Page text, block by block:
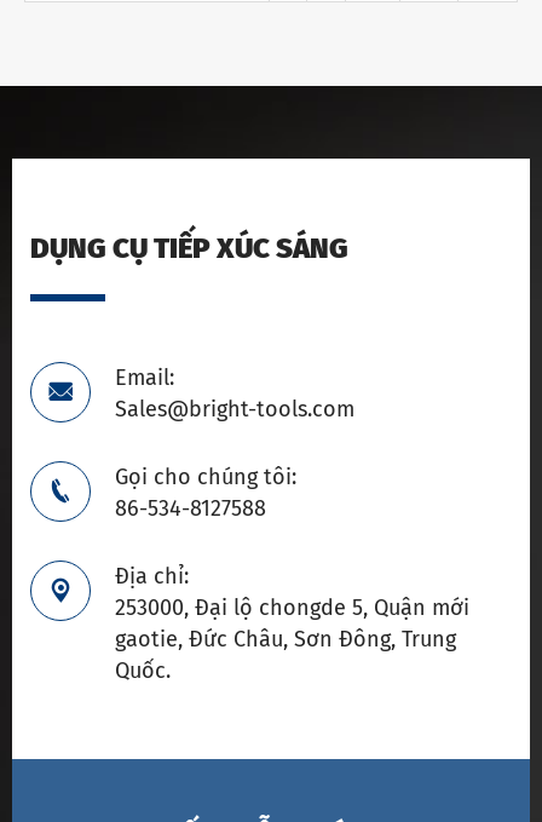
DỤNG CỤ TIẾP XÚC SÁNG

Email:
Sales@bright-tools.com

Gọi cho chúng tôi:
86-534-8127588

Địa chỉ:
253000, Đại lộ chongde 5, Quận mới
gaotie, Đức Châu, Sơn Đông, Trung
Quốc.